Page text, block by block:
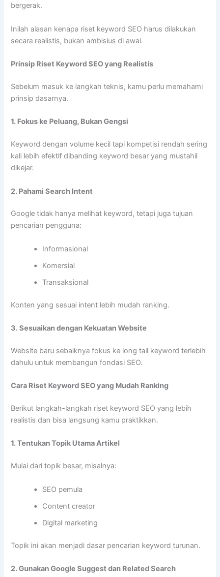
bergerak.
Inilah alasan kenapa riset keyword SEO harus dilakukan
secara realistis, bukan ambisius di awal.
Prinsip Riset Keyword SEO yang Realistis
Sebelum masuk ke langkah teknis, kamu perlu memahami
prinsip dasarnya.
1. Fokus ke Peluang, Bukan Gengsi
Keyword dengan volume kecil tapi kompetisi rendah sering
kali lebih efektif dibanding keyword besar yang mustahil
dikejar.
2. Pahami Search Intent
Google tidak hanya melihat keyword, tetapi juga tujuan
pencarian pengguna:
Informasional
Komersial
Transaksional
Konten yang sesuai intent lebih mudah ranking.
3. Sesuaikan dengan Kekuatan Website
Website baru sebaiknya fokus ke long tail keyword terlebih
dahulu untuk membangun fondasi SEO.
Cara Riset Keyword SEO yang Mudah Ranking
Berikut langkah-langkah riset keyword SEO yang lebih
realistis dan bisa langsung kamu praktikkan.
1. Tentukan Topik Utama Artikel
Mulai dari topik besar, misalnya:
SEO pemula
Content creator
Digital marketing
Topik ini akan menjadi dasar pencarian keyword turunan.
2. Gunakan Google Suggest dan Related Search